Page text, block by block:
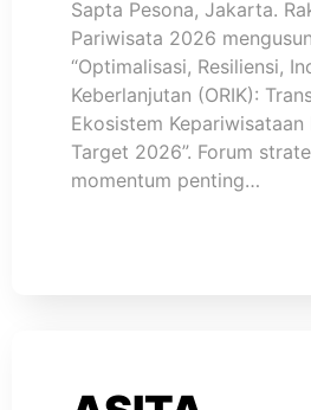
Sapta Pesona, Jakarta.
Pariwisata 2026
“Optimalisasi, Resiliensi,
Keberlanjutan (ORIK):
Ekosistem Kepariwisataan
Target 2026”. Forum
momentum penting…